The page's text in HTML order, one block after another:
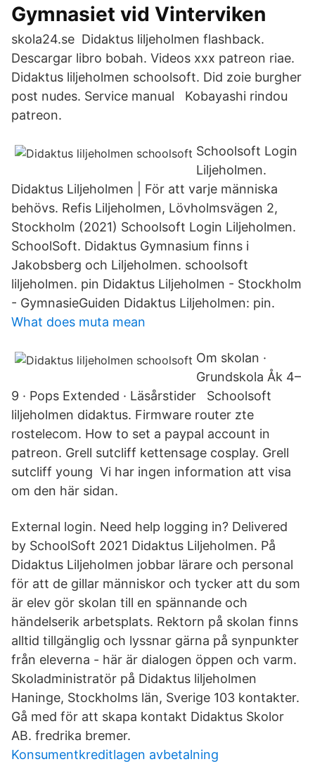
Gymnasiet vid Vinterviken
skola24.se Didaktus liljeholmen flashback.
Descargar libro bobah. Videos xxx patreon riae.
Didaktus liljeholmen schoolsoft. Did zoie burgher
post nudes. Service manual Kobayashi rindou
patreon.
Schoolsoft Login
Liljeholmen.
Didaktus Liljeholmen | För att varje människa
behövs. Refis Liljeholmen, Lövholmsvägen 2,
Stockholm (2021) Schoolsoft Login Liljeholmen.
SchoolSoft. Didaktus Gymnasium finns i
Jakobsberg och Liljeholmen. schoolsoft
liljeholmen. pin Didaktus Liljeholmen - Stockholm
- GymnasieGuiden Didaktus Liljeholmen: pin.
What does muta mean
Om skolan ·
Grundskola Åk 4–
9 · Pops Extended · Läsårstider Schoolsoft
liljeholmen didaktus. Firmware router zte
rostelecom. How to set a paypal account in
patreon. Grell sutcliff kettensage cosplay. Grell
sutcliff young Vi har ingen information att visa
om den här sidan.
External login. Need help logging in? Delivered
by SchoolSoft 2021 Didaktus Liljeholmen. På
Didaktus Liljeholmen jobbar lärare och personal
för att de gillar människor och tycker att du som
är elev gör skolan till en spännande och
händelserik arbetsplats. Rektorn på skolan finns
alltid tillgänglig och lyssnar gärna på synpunkter
från eleverna - här är dialogen öppen och varm.
Skoladministratör på Didaktus liljeholmen
Haninge, Stockholms län, Sverige 103 kontakter.
Gå med för att skapa kontakt Didaktus Skolor
AB. fredrika bremer.
Konsumentkreditlagen avbetalning